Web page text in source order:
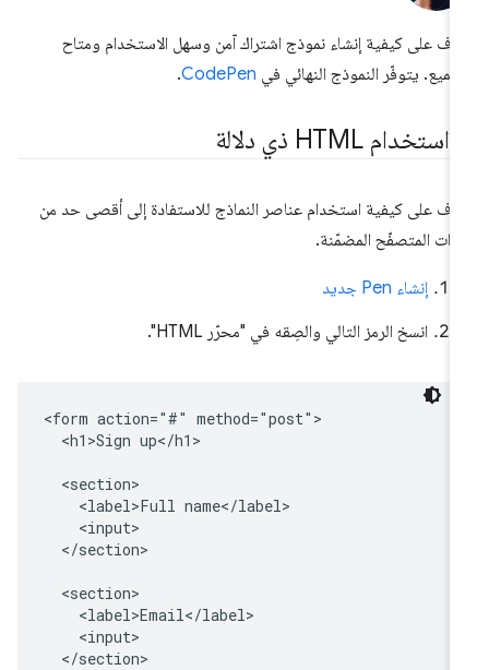
على كيفية إنشاء نموذج اشتراك آمن وسهل الاستخدام ومتاح
يتوفّر النموذج النهائي في CodePen
.
استخدام HTML ذي دلالة
على كيفية استخدام عناصر النماذج للاستفادة إلى أقصى حد من
المتصفّح المضمّنة.
إنشاء Pen جديد
انسخ الرمز التالي والصِقه في "محرّر HTML".
<form action="#" method="post">
  <h1>Sign up</h1>
  <section>
    <label>Full name</label>
    <input>
  </section>
  <section>
    <label>Email</label>
    <input>
  </section>